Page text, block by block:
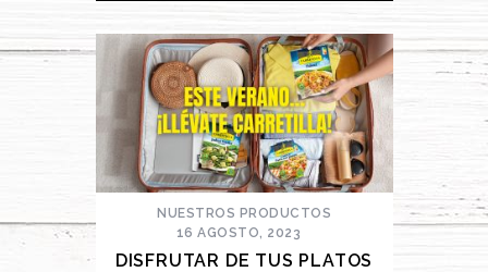
NUESTROS PRODUCTOS
16 AGOSTO, 2023
DISFRUTAR DE TUS PLATOS